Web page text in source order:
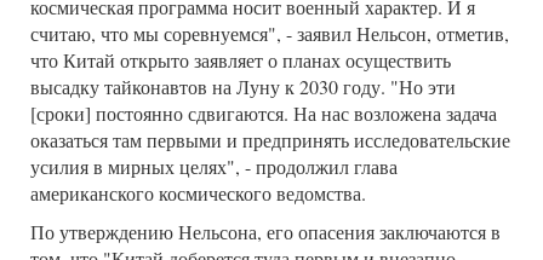
космическая программа носит военный характер. И я
считаю, что мы соревнуемся", - заявил Нельсон, отметив,
что Китай открыто заявляет о планах осуществить
высадку тайконавтов на Луну к 2030 году. "Но эти
[сроки] постоянно сдвигаются. На нас возложена задача
оказаться там первыми и предпринять исследовательские
усилия в мирных целях", - продолжил глава
американского космического ведомства.
По утверждению Нельсона, его опасения заключаются в